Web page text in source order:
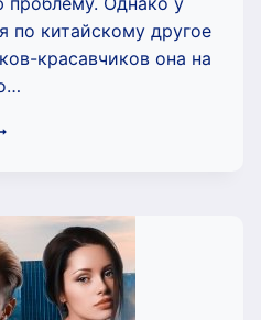
по китайскому другое
красавчиков она на